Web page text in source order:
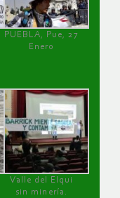
PUEBLA, Pue, 27
Enero
Valle del Elqui
sin minería.